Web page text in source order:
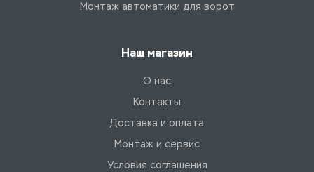
Монтаж автоматики для ворот
Наш магазин
О нас
Контакты
Доставка и оплата
Монтаж и сервис
Условия соглашения